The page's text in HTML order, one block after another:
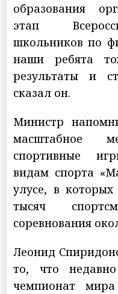
образования
этап
школьников по
наши ребята
результаты и
сказал он.
Министр
масштабное
спортивные
видам спорта
улусе, в
тысяч
соревнования
Леонид
то, что
чемпионат